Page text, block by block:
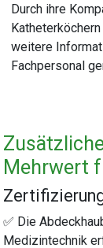
Durch ihre
weitere
Fachpersonal
Mehrwert
✅ Die
Medizintechnik